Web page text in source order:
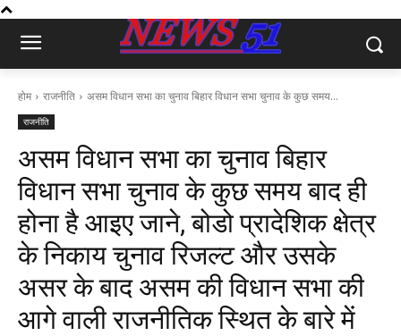
होम राजनीति असम विधान सभा का चुनाव बिहार विधान सभा चुनाव के कुछ समय...
राजनीति
असम विधान सभा का चुनाव बिहार
विधान सभा चुनाव के कुछ समय बाद ही
होना है आइए जाने, बोडो प्रादेशिक क्षेत्र
के निकाय चुनाव रिजल्ट और उसके
असर के बाद असम की विधान सभा की
आगे वाली राजनीतिक स्थित के बारे में